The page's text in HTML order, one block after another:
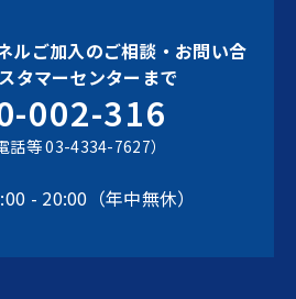
ルご加入のご相談・お問い合
タマーセンターまで
002-316
話等 03-4334-7627）
- 20:00（年中無休）